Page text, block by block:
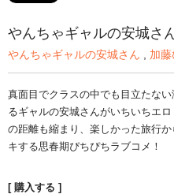
やんちゃギャルの安城さ
やんちゃギャルの安城さん 加
真面目でクラスの中でも目立たな
るギャルの安城さんがいちいちエ
の距離も縮まり、楽しかった旅行
キする思春期ぴちぴちラブコメ！
[ 購入する ]